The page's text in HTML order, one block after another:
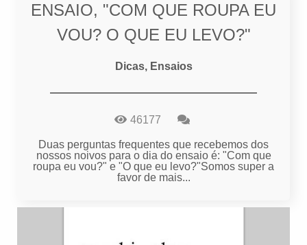
ENSAIO, "COM QUE ROUPA EU
VOU? O QUE EU LEVO?"
Dicas, Ensaios
46177
Duas perguntas frequentes que recebemos dos
nossos noivos para o dia do ensaio é: "Com que
roupa eu vou?" e "O que eu levo?"Somos super a
favor de mais...